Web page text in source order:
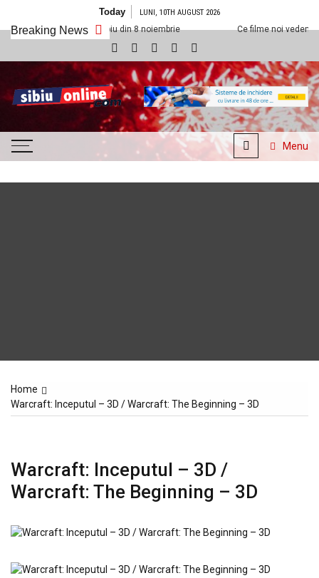
Today LUNI, 10TH AUGUST 2026
Breaking News
Sibiu din 8 noiembrie Ce filme noi vedem la Cineplexx
SibiuOnline.com
… locatii si evenimente din
Sibiu!!!
Menu
Home
Warcraft: Inceputul – 3D / Warcraft: The Beginning – 3D
Warcraft: Inceputul – 3D /
Warcraft: The Beginning – 3D